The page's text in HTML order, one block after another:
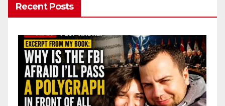
Recent Posts